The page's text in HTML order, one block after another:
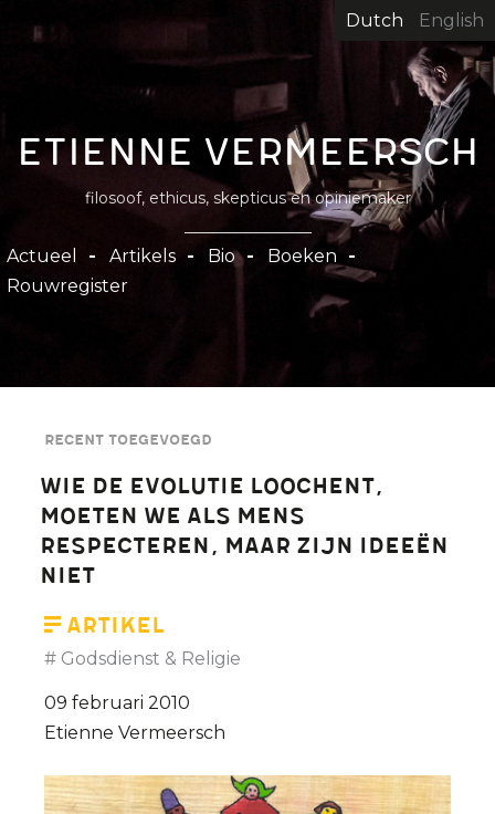
inhoud
gaan
Dutch English
Etienne Vermeersch
filosoof, ethicus, skepticus en opiniemaker
Hoofdnavigatie
Actueel Artikels Bio
Boeken
Rouwregister
Recent toegevoegd
Wie de evolutie loochent,
moeten we als mens
respecteren, maar zijn ideeën
niet
Artikel
Godsdienst & Religie
09 februari 2010
Etienne Vermeersch